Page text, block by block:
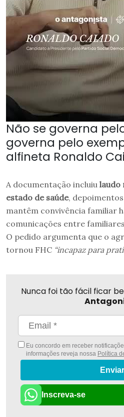
Não se governa
governa pelo
alfineta Ronaldo
A documentação incluiu laudo
estado de saúde,
mantêm convivência familiar
comunicações entre
O pedido argumenta que o
tornou FHC “incapaz para
Nunca foi tão fácil ficar
Eu concordo em receber
informações reveja nossa Política
Enviar
Inscreva-se